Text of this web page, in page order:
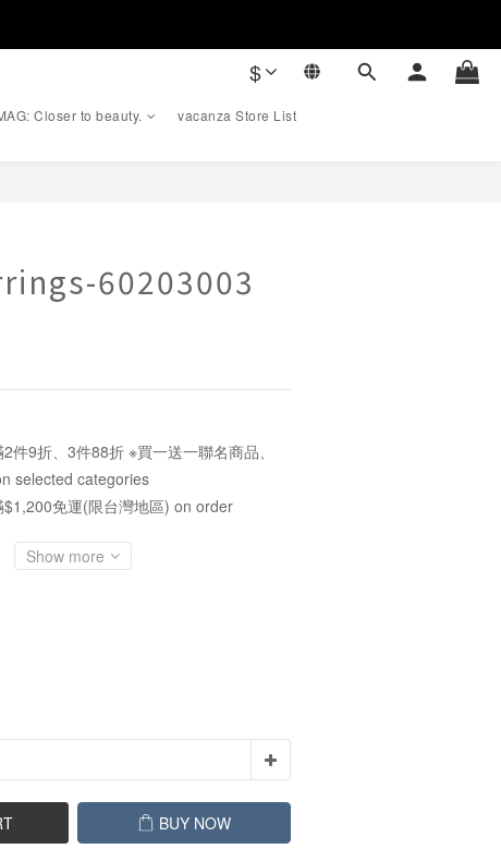
$
Closer to beauty. vacanza Store List
60203003
2件9折、3件88折 ※買一送一聯名商品、
selected categories
$1,200免運(限台灣地區) on order
Show more
BUY NOW